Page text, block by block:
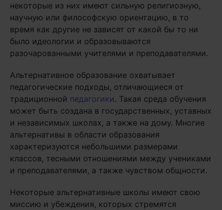
некоторые из них имеют сильную религиозную,
научную или философскую ориентацию, в то
время как другие не зависят от какой бы то ни
было идеологии и образовываются
разочарованными учителями и преподавателями.
Альтернативное образование охватывает
педагогические подходы, отличающиеся от
традиционной педагогики. Такая среда обучения
может быть создана в государственных, уставных
и независимых школах, а также на дому. Многие
альтернативы в области образования
характеризуются небольшими размерами
классов, тесными отношениями между учениками
и преподавателями, а также чувством общности.
Некоторые альтернативные школы имеют свою
миссию и убеждения, которых стремятся